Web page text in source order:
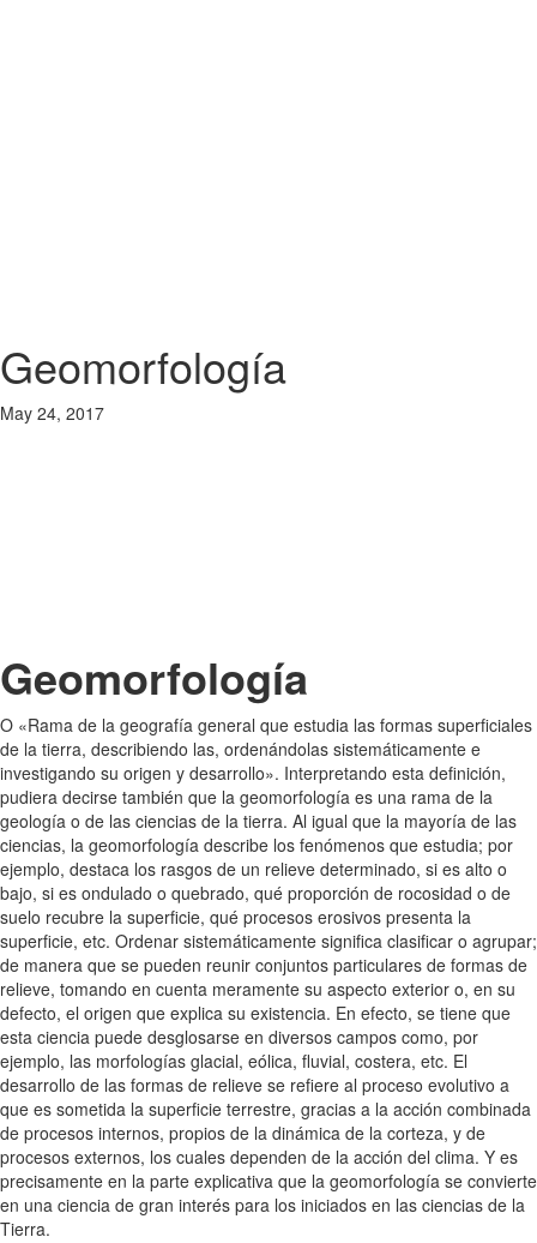
Geomorfología
May 24, 2017
Geomorfología
O «Rama de la geografía general que estudia las formas superficiales
de la tierra, describiendo las, ordenándolas sistemáticamente e
investigando su origen y desarrollo». Interpretando esta definición,
pudiera decirse también que la geomorfología es una rama de la
geología o de las ciencias de la tierra. Al igual que la mayoría de las
ciencias, la geomorfología describe los fenómenos que estudia; por
ejemplo, destaca los rasgos de un relieve determinado, si es alto o
bajo, si es ondulado o quebrado, qué proporción de rocosidad o de
suelo recubre la superficie, qué procesos erosivos presenta la
superficie, etc. Ordenar sistemáticamente significa clasificar o agrupar;
de manera que se pueden reunir conjuntos particulares de formas de
relieve, tomando en cuenta meramente su aspecto exterior o, en su
defecto, el origen que explica su existencia. En efecto, se tiene que
esta ciencia puede desglosarse en diversos campos como, por
ejemplo, las morfologías glacial, eólica, fluvial, costera, etc. El
desarrollo de las formas de relieve se refiere al proceso evolutivo a
que es sometida la superficie terrestre, gracias a la acción combinada
de procesos internos, propios de la dinámica de la corteza, y de
procesos externos, los cuales dependen de la acción del clima. Y es
precisamente en la parte explicativa que la geomorfología se convierte
en una ciencia de gran interés para los iniciados en las ciencias de la
Tierra.